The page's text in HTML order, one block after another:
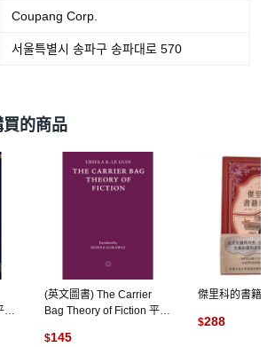
Coupang Corp.
서울특별시 송파구 송파대로 570
的商品
(英文圖書) The Carrier
Bag Theory of Fiction 平裝
$145
傑里科的書籍裝
$288